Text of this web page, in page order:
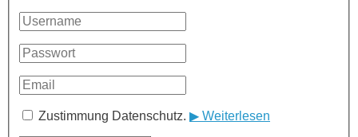
Zustimmung Datenschutz. ▶ Weiterlesen